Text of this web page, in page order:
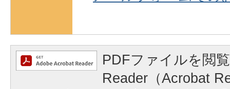
PDFファイルを閲
Reader（Acrobat